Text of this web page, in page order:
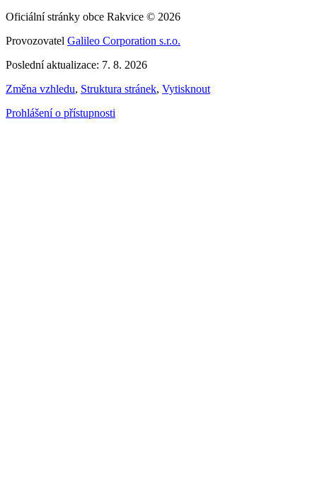
Oficiální stránky obce Rakvice © 2026
Provozovatel Galileo Corporation s.r.o.
Poslední aktualizace: 7. 8. 2026
Změna vzhledu, Struktura stránek, Vytisknout
Prohlášení o přístupnosti